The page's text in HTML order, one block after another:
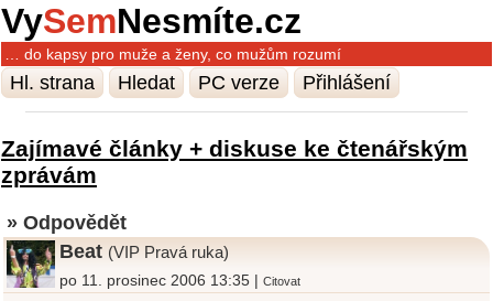
VySemNesmíte.cz
… do kapsy pro muže a ženy, co mužům rozumí
Hl. strana Hledat PC verze Přihlášení
Zajímavé články + diskuse ke čtenářským
zprávám
» Odpovědět
Beat (VIP Pravá ruka)
po 11. prosinec 2006 13:35 | Citovat